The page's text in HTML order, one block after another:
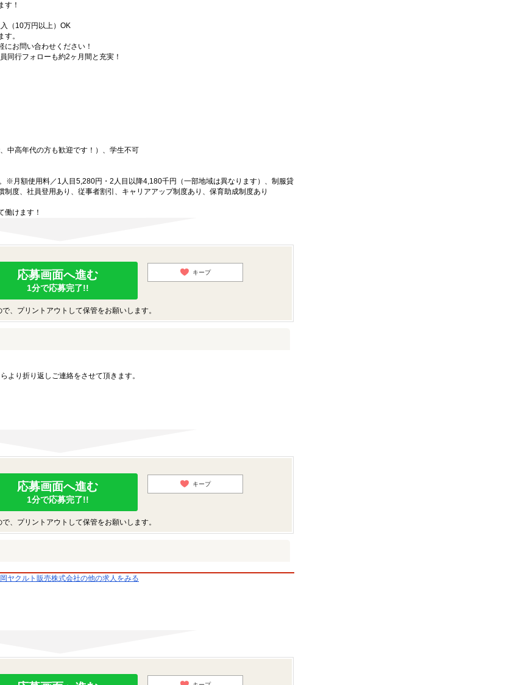
す！
（10万円以上）OK
。
お問い合わせください！
同行フォローも約2ヶ月間と充実！
中高年代の方も歓迎です！）、学生不可
※月額使用料／1人目5,280円・2人目以降4,180千円（一部地域は異なります）、制服貸
度、社員登用あり、従事者割引、キャリアアップ制度あり、保育助成制度あり
働けます！
応募画面へ進む
1分で応募完了!!
キープ
、プリントアウトして保管をお願いします。
より折り返しご連絡をさせて頂きます。
応募画面へ進む
1分で応募完了!!
キープ
、プリントアウトして保管をお願いします。
ヤクルト販売株式会社の他の求人をみる